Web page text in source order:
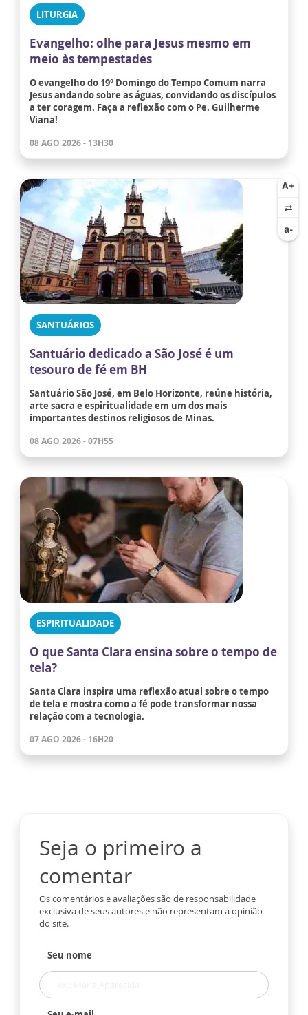
LITURGIA
Evangelho: olhe para Jesus mesmo em
meio às tempestades
O evangelho do 19º Domingo do Tempo Comum narra
Jesus andando sobre as águas, convidando os discípulos
a ter coragem. Faça a reflexão com o Pe. Guilherme
Viana!
08 AGO 2026 - 13H30
SANTUÁRIOS
Santuário dedicado a São José é um
tesouro de fé em BH
Santuário São José, em Belo Horizonte, reúne história,
arte sacra e espiritualidade em um dos mais
importantes destinos religiosos de Minas.
08 AGO 2026 - 07H55
ESPIRITUALIDADE
O que Santa Clara ensina sobre o tempo de
tela?
Santa Clara inspira uma reflexão atual sobre o tempo
de tela e mostra como a fé pode transformar nossa
relação com a tecnologia.
07 AGO 2026 - 16H20
Seja o primeiro a
comentar
Os comentários e avaliações são de responsabilidade
exclusiva de seus autores e não representam a opinião
do site.
Seu nome